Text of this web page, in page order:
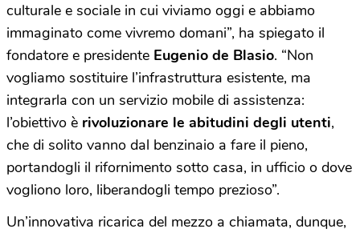
culturale e sociale in cui viviamo oggi e abbiamo
immaginato come vivremo domani”, ha spiegato il
fondatore e presidente Eugenio de Blasio. “Non
vogliamo sostituire l’infrastruttura esistente, ma
integrarla con un servizio mobile di assistenza:
l’obiettivo è rivoluzionare le abitudini degli utenti,
che di solito vanno dal benzinaio a fare il pieno,
portandogli il rifornimento sotto casa, in ufficio o dove
vogliono loro, liberandogli tempo prezioso”.
Un’innovativa ricarica del mezzo a chiamata, dunque,